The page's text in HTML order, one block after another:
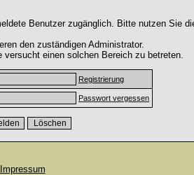
Benutzer zugänglich. Bitte nutzen Sie
den zuständigen Administrator.
einen solchen Bereich zu betreten.
Registrierung
Passwort vergessen
Impressum